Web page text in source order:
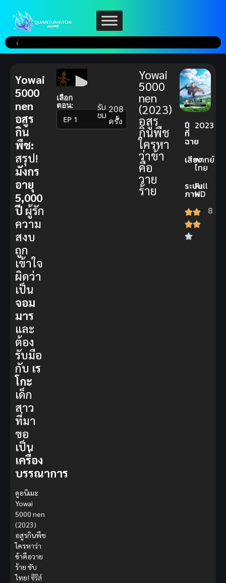
เลือก
ตอน:
▼
รับ
ชม 208
ครั้ง
Yowai
5000
nen
(2023)
อสูร
กินพืช
ใครหา
ว่าข้า
คือ
วาย
ร้าย
ปี
ที่
ฉาย
2023
เสียงพากย์
ไทย
ระบบ
ภาพ
Full
HD
8
Yowai
5000
nen
อสูร
กิน
พืช:
สรุป!
มังกร
อายุ
5,000
ปี ผู้รัก
ความ
สงบ
ถูก
เข้าใจ
ผิดว่า
เป็น
จอม
มาร
และ
ต้อง
รับมือ
กับ เร
โกะ
เด็ก
สาว
ที่มา
ขอ
เป็น
เครื่อง
บรรณาการ
ดูอนิเมะ
Yowai
5000 nen
(2023)
อสูรกินพืช
ใครหาว่า
ข้าคือวาย
ร้าย ซับ
ไทย! ซีรีส์